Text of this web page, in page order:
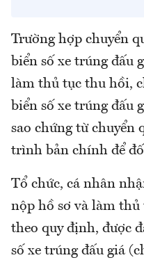
Trường hợp chuyển
biển số xe trúng đấu
làm thủ tục thu hồi,
biển số xe trúng đấu
sao chứng từ chuyển
trình bản chính để
Tổ chức, cá nhân
nộp hồ sơ và làm thủ
theo quy định, được
số xe trúng đấu giá